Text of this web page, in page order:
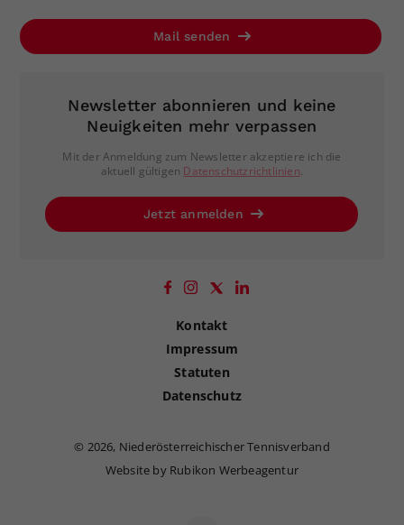
Mail senden
Newsletter abonnieren und keine
Neuigkeiten mehr verpassen
Mit der Anmeldung zum Newsletter akzeptiere ich die
aktuell gültigen Datenschutzrichtlinien.
Jetzt anmelden
Kontakt
Impressum
Statuten
Datenschutz
© 2026, Niederösterreichischer Tennisverband
Website by Rubikon Werbeagentur